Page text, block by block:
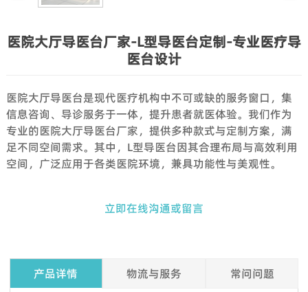
医院大厅导医台厂家-L型导医台定制-专业医疗导
医台设计
医院大厅导医台是现代医疗机构中不可或缺的服务窗口，集
信息咨询、导诊服务于一体，提升患者就医体验。我们作为
专业的医院大厅导医台厂家，提供多种款式与定制方案，满
足不同空间需求。其中，L型导医台因其合理布局与高效利用
空间，广泛应用于各类医院环境，兼具功能性与美观性。
立即在线沟通或留言
产品详情 物流与服务 常问问题